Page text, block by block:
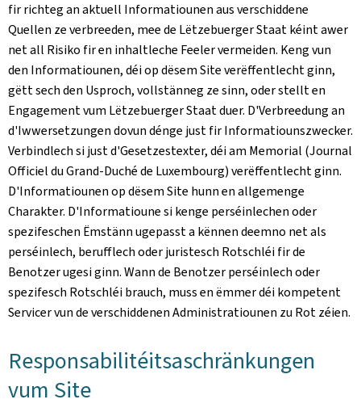
fir richteg an aktuell Informatiounen aus verschiddene
Quellen ze verbreeden, mee de Lëtzebuerger Staat kéint awer
net all Risiko fir en inhaltleche Feeler vermeiden. Keng vun
den Informatiounen, déi op dësem Site verëffentlecht ginn,
gëtt sech den Usproch, vollstänneg ze sinn, oder stellt en
Engagement vum Lëtzebuerger Staat duer. D'Verbreedung an
d'Iwwersetzungen dovun dénge just fir Informatiounszwecker.
Verbindlech si just d'Gesetzestexter, déi am Memorial (Journal
Officiel du Grand-Duché de Luxembourg) verëffentlecht ginn.
D'Informatiounen op dësem Site hunn en allgemenge
Charakter. D'Informatioune si kenge perséinlechen oder
spezifeschen Ëmstänn ugepasst a kënnen deemno net als
perséinlech, berufflech oder juristesch Rotschléi fir de
Benotzer ugesi ginn. Wann de Benotzer perséinlech oder
spezifesch Rotschléi brauch, muss en ëmmer déi kompetent
Servicer vun de verschiddenen Administratiounen zu Rot zéien.
Responsabilitéitsaschränkungen
vum Site